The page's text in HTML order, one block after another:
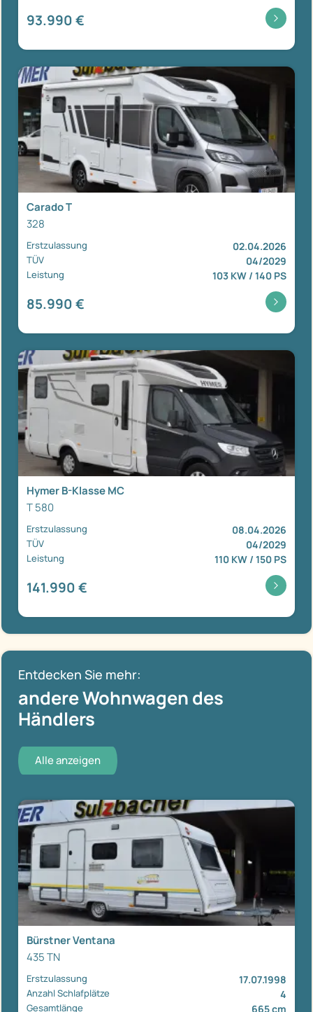
93.990 €
Carado T
328
Erstzulassung 02.04.2026
TÜV 04/2029
Leistung 103 KW / 140 PS
85.990 €
Hymer B-Klasse MC
T 580
Erstzulassung 08.04.2026
TÜV 04/2029
Leistung 110 KW / 150 PS
141.990 €
Entdecken Sie mehr:
andere Wohnwagen des
Händlers
Alle anzeigen
Bürstner Ventana
435 TN
Erstzulassung 17.07.1998
Anzahl Schlafplätze 4
Gesamtlänge 665 cm